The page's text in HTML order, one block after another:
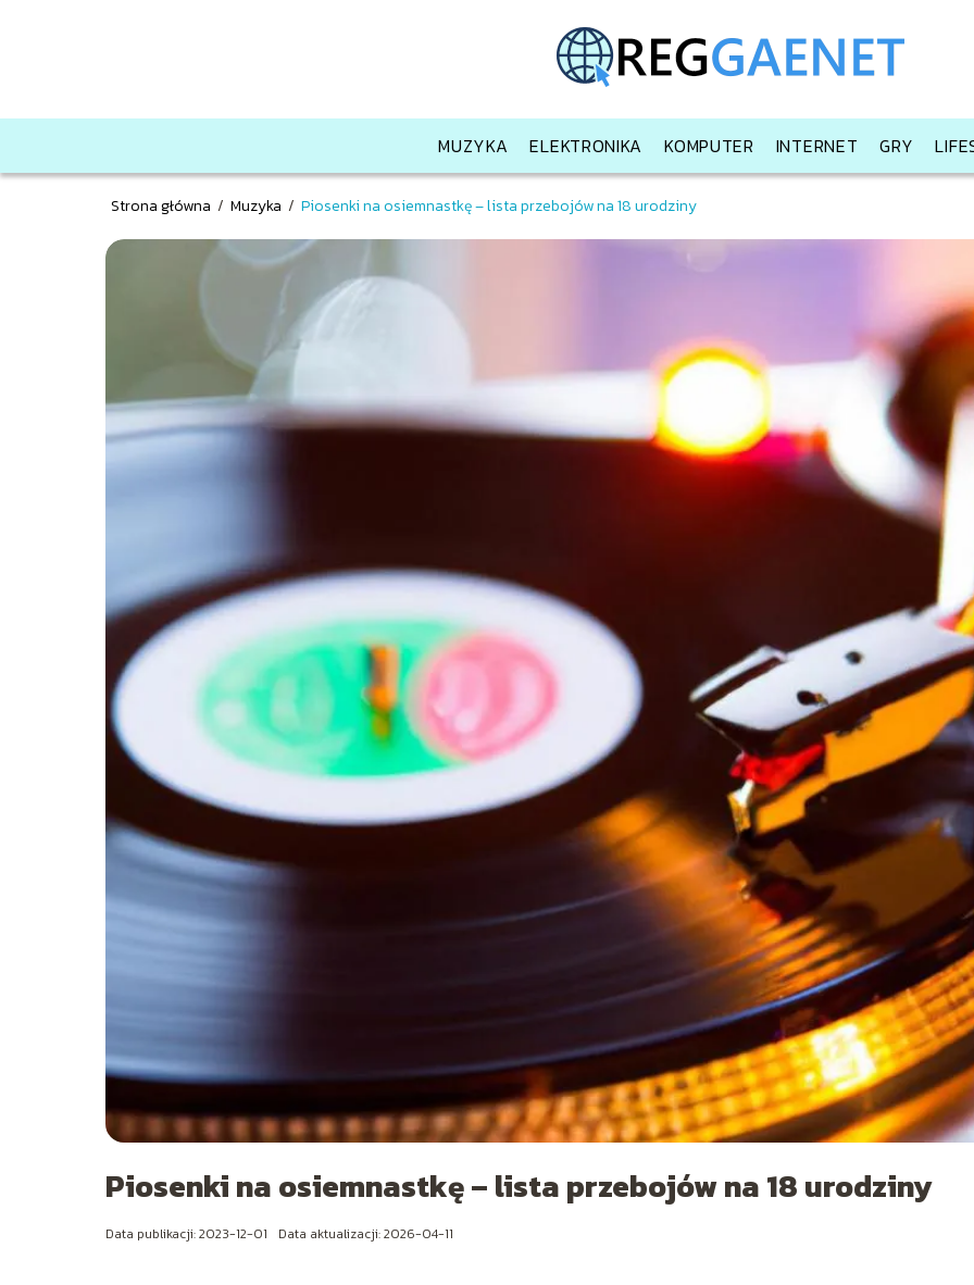
MUZYKA ELEKTRONIKA KOMPUTER INTERNET GRY
Strona główna / Muzyka / Piosenki na osiemnastkę – lista przebojów na 18 urodziny
Piosenki na osiemnastkę – lista przebojów na 18 urodziny
Data publikacji: 2023-12-01 Data aktualizacji: 2026-04-11